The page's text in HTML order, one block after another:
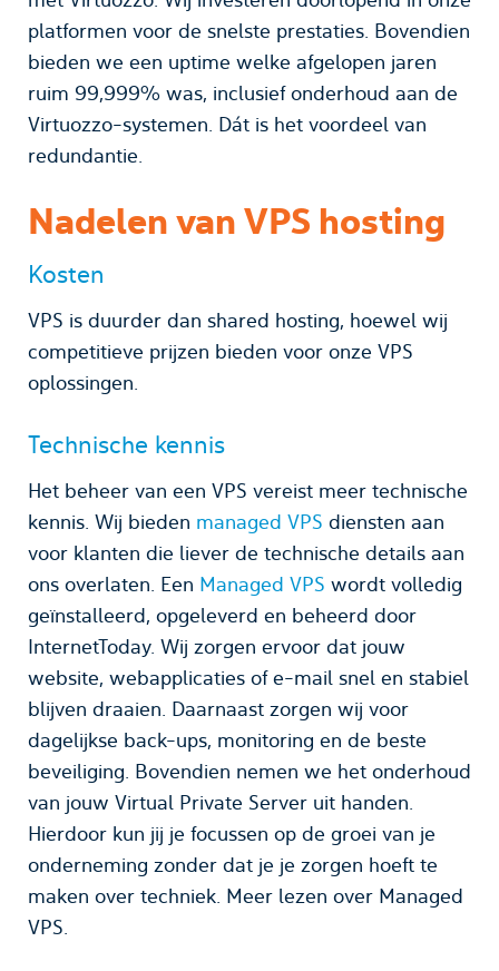
platformen voor de snelste prestaties. Bovendien
bieden we een uptime welke afgelopen jaren
ruim 99,999% was, inclusief onderhoud aan de
Virtuozzo-systemen. Dát is het voordeel van
redundantie.
Nadelen van VPS hosting
Kosten
VPS is duurder dan shared hosting, hoewel wij
competitieve prijzen bieden voor onze VPS
oplossingen.
Technische kennis
Het beheer van een VPS vereist meer technische
kennis. Wij bieden managed VPS diensten aan
voor klanten die liever de technische details aan
ons overlaten. Een Managed VPS wordt volledig
geïnstalleerd, opgeleverd en beheerd door
InternetToday. Wij zorgen ervoor dat jouw
website, webapplicaties of e-mail snel en stabiel
blijven draaien. Daarnaast zorgen wij voor
dagelijkse back-ups, monitoring en de beste
beveiliging. Bovendien nemen we het onderhoud
van jouw Virtual Private Server uit handen.
Hierdoor kun jij je focussen op de groei van je
onderneming zonder dat je je zorgen hoeft te
maken over techniek. Meer lezen over Managed
VPS.